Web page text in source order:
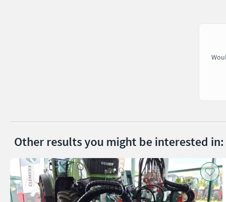
Other results you might be interested in: